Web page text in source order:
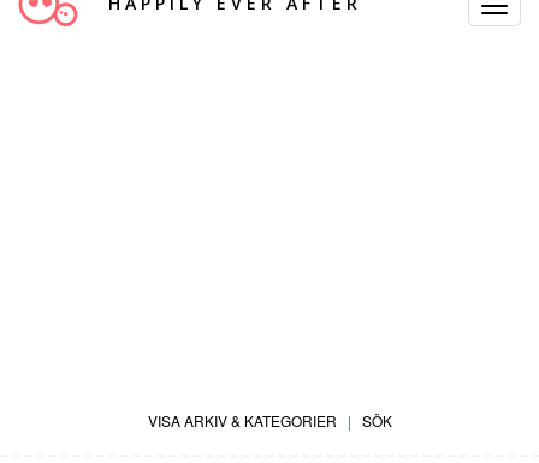
Toggle
VISA ARKIV & KATEGORIER | SÖK